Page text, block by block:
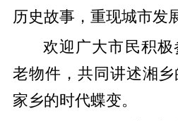
历史故事，重现城市发
欢迎广大市民积
老物件，共同讲述湘
家乡的时代蝶变。